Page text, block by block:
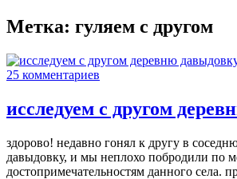
Метка: гуляем с другом
25 комментариев
исследуем с другом
здорово! недавно гонял к другу в
давыдовку, и мы неплохо побродили по
достопримечательностям данного села.